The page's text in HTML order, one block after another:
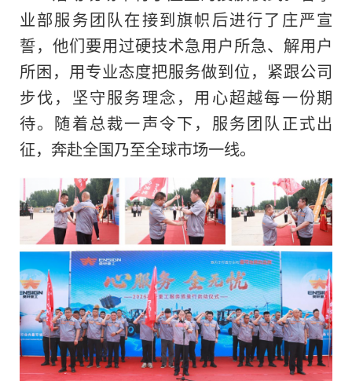
业部服务团队在接到旗帜后进行了庄严宣
誓，他们要用过硬技术急用户所急、解用户
所困，用专业态度把服务做到位，紧跟公司
步伐，坚守服务理念，用心超越每一份期
待。随着总裁一声令下，服务团队正式出
征，奔赴全国乃至全球市场一线。